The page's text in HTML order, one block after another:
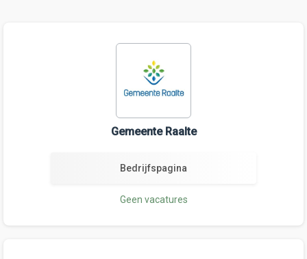
Gemeente Raalte
Bedrijfspagina
Geen vacatures